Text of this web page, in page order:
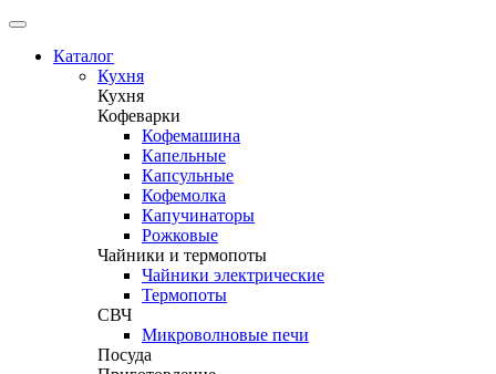
Каталог
Кухня
Кухня
Кофеварки
Кофемашина
Капельные
Капсульные
Кофемолка
Капучинаторы
Рожковые
Чайники и термопоты
Чайники электрические
Термопоты
СВЧ
Микроволновые печи
Посуда